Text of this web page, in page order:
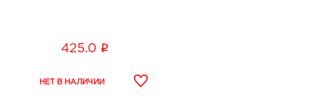
425.0 i